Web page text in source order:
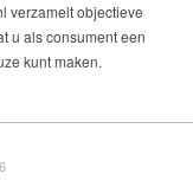
verzamelt objectieve
u als consument een
kunt maken.